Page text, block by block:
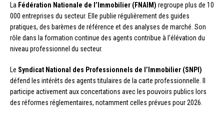
La Fédération Nationale de l’Immobilier (FNAIM) regroupe plus de 10
000 entreprises du secteur. Elle publie régulièrement des guides
pratiques, des barèmes de référence et des analyses de marché. Son
rôle dans la formation continue des agents contribue à l’élévation du
niveau professionnel du secteur.
Le Syndicat National des Professionnels de l’Immobilier (SNPI)
défend les intérêts des agents titulaires de la carte professionnelle. Il
participe activement aux concertations avec les pouvoirs publics lors
des réformes réglementaires, notamment celles prévues pour 2026.